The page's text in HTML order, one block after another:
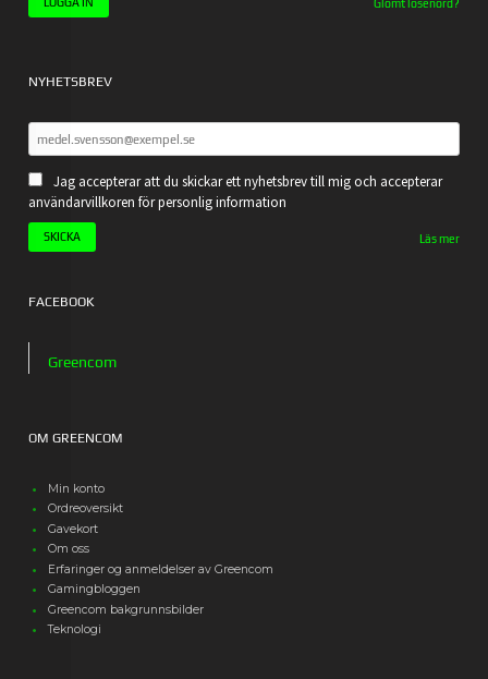
Glömt lösenord?
NYHETSBREV
Jag accepterar att du skickar ett nyhetsbrev till mig och accepterar
användarvillkoren för personlig information
Läs mer
FACEBOOK
Greencom
OM GREENCOM
Min konto
Ordreoversikt
Gavekort
Om oss
Erfaringer og anmeldelser av Greencom
Gamingbloggen
Greencom bakgrunnsbilder
Teknologi